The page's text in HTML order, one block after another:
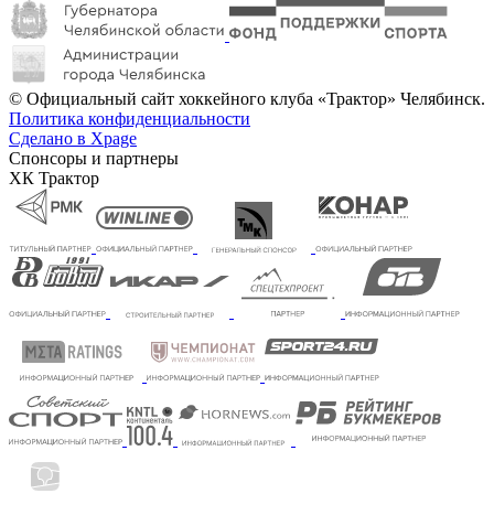
© Официальный сайт хоккейного клуба «Трактор» Челябинск.
Политика конфиденциальности
Сделано в Xpage
Спонсоры и партнеры
ХК Трактор